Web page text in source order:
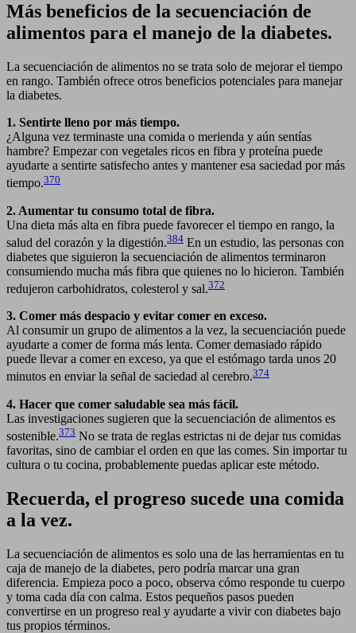
Más beneficios de la secuenciación de
alimentos para el manejo de la diabetes.
La secuenciación de alimentos no se trata solo de mejorar el tiempo
en rango. También ofrece otros beneficios potenciales para manejar
la diabetes.
1. Sentirte lleno por más tiempo.
¿Alguna vez terminaste una comida o merienda y aún sentías
hambre? Empezar con vegetales ricos en fibra y proteína puede
ayudarte a sentirte satisfecho antes y mantener esa saciedad por más
tiempo.370
2. Aumentar tu consumo total de fibra.
Una dieta más alta en fibra puede favorecer el tiempo en rango, la
salud del corazón y la digestión.384 En un estudio, las personas con
diabetes que siguieron la secuenciación de alimentos terminaron
consumiendo mucha más fibra que quienes no lo hicieron. También
redujeron carbohidratos, colesterol y sal.372
3. Comer más despacio y evitar comer en exceso.
Al consumir un grupo de alimentos a la vez, la secuenciación puede
ayudarte a comer de forma más lenta. Comer demasiado rápido
puede llevar a comer en exceso, ya que el estómago tarda unos 20
minutos en enviar la señal de saciedad al cerebro.374
4. Hacer que comer saludable sea más fácil.
Las investigaciones sugieren que la secuenciación de alimentos es
sostenible.373 No se trata de reglas estrictas ni de dejar tus comidas
favoritas, sino de cambiar el orden en que las comes. Sin importar tu
cultura o tu cocina, probablemente puedas aplicar este método.
Recuerda, el progreso sucede una comida
a la vez.
La secuenciación de alimentos es solo una de las herramientas en tu
caja de manejo de la diabetes, pero podría marcar una gran
diferencia. Empieza poco a poco, observa cómo responde tu cuerpo
y toma cada día con calma. Estos pequeños pasos pueden
convertirse en un progreso real y ayudarte a vivir con diabetes bajo
tus propios términos.